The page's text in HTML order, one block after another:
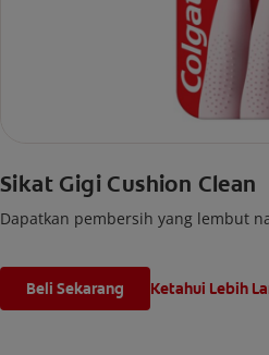
Sikat Gigi Cushion Clean
Dapatkan pembersih yang lembut
Beli Sekarang Ketahui Lebih